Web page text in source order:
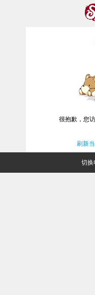
很抱歉，您
刷新
切换